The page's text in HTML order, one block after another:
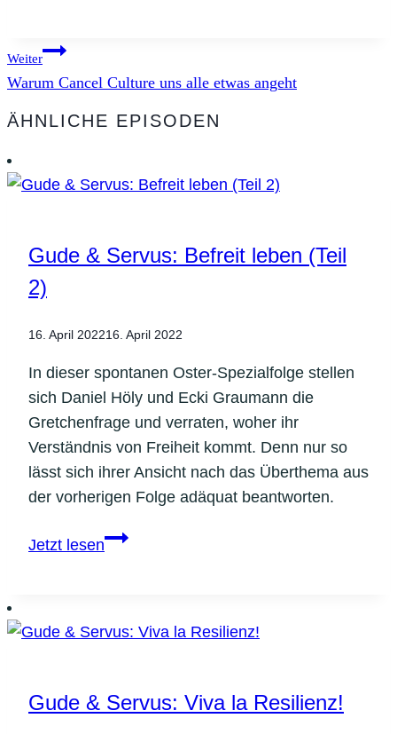
Beitragsnavigation
Weiter
Warum Cancel Culture uns alle etwas angeht
ÄHNLICHE EPISODEN
Gude & Servus: Befreit leben (Teil
2)
16. April 202216. April 2022
In dieser spontanen Oster-Spezialfolge stellen
sich Daniel Höly und Ecki Graumann die
Gretchenfrage und verraten, woher ihr
Verständnis von Freiheit kommt. Denn nur so
lässt sich ihrer Ansicht nach das Überthema aus
der vorherigen Folge adäquat beantworten.
Jetzt lesenGude
leben
Gude & Servus: Viva la Resilienz!